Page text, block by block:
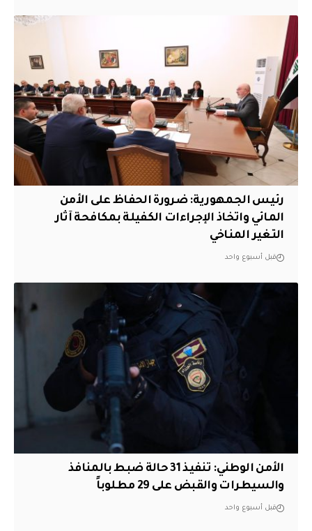
رئيس الجمهورية: ضرورة الحفاظ على الأمن
المائي واتخاذ الإجراءات الكفيلة بمكافحة آثار
التغير المناخي
قبل أسبوع واحد
الأمن الوطني: تنفيذ 31 حالة ضبط بالمنافذ
والسيطرات والقبض على 29 مطلوباً
قبل أسبوع واحد